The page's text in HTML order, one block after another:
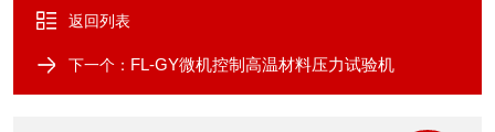
返回列表
下一个： FL-GY微机控制高温材料压力试验机